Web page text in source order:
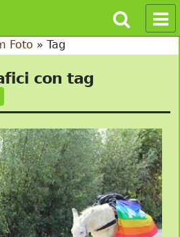
Foto » Tag
con tag